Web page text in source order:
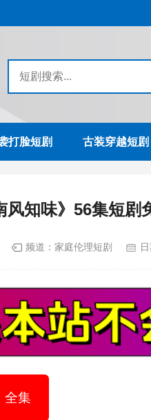
打脸短剧 古装穿越短剧
风知味》56集短剧
频道： 家庭伦理短剧 日
全集